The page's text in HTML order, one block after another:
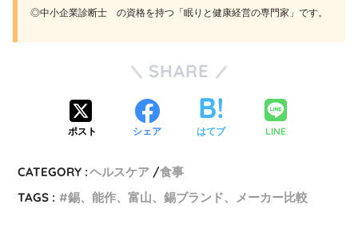
◎中小企業診断士 の資格を持つ「眠りと健康経営の専門家」です。
SHARE
ポスト シェア はてブ LINE
CATEGORY :ヘルスケア
食事
TAGS :
錫、能作、富山、錫ブランド、メーカー比較